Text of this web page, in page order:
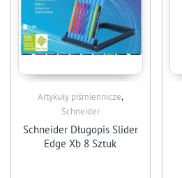
Artykuły piśmiennicze,
Schneider
Schneider Długopis Slider
Edge Xb 8 Sztuk